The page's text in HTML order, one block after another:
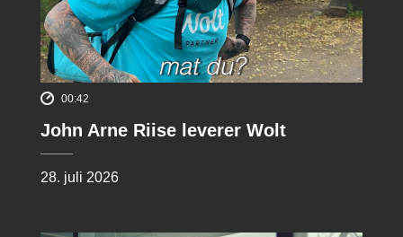
00:42
John Arne Riise leverer Wolt
28. juli 2026